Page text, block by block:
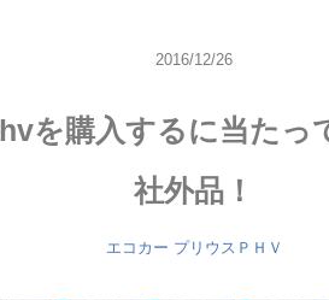
2016/12/26
を購入するに当たっ
社外品！
エコカー プリウスＰＨＶ